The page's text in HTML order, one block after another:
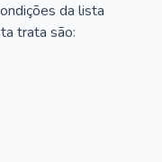
da lista
trata são: